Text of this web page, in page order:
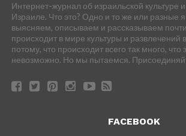
Интернет-журнал об израильской культуре и
Израиле. Что это? Одно и то же или разные
выясняем, описываем и рассказываем
происходит в мире культуры и развлечений
потому, что происходит всего так много, что
невозможно. Но мы пытаемся.
FACEBOOK